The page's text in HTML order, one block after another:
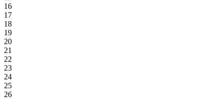
16
17
18
19
20
21
22
23
24
25
26